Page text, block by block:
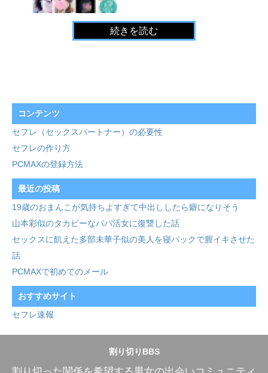
続きを読む
コンテンツ
セフレ（セックスパートナー）の必要性
セフレの作り方
PCMAXの登録方法
最近の投稿
19歳のおまんこが気持ちよすぎて中出ししたら癖になりそう
山本彩似のタカビーなパパ活女に復讐した話
セックスに飢えた多部未華子似の美人を寝バックで膣イキさせた
話
PCMAXで初めてのメール
おすすめサイト
セフレ速報
割り切りBBS